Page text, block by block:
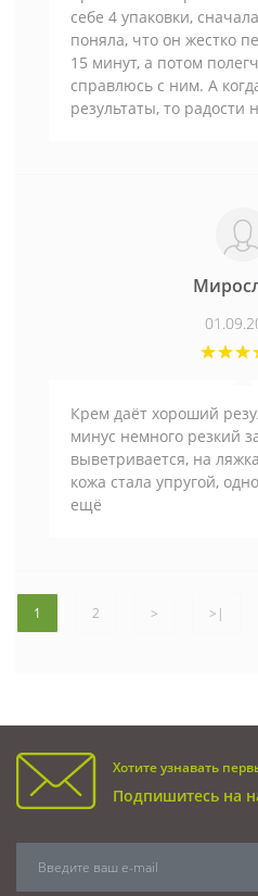
себе 4 упаковки,
поняла, что он жестко
15 минут, а потом
справлюсь с ним. А
результаты, то радости
Крем даёт хороший
минус немного резкий
выветривается, на
кожа стала упругой,
ещё
1 2 > >|
Хотите узнавать
Подпишитесь на